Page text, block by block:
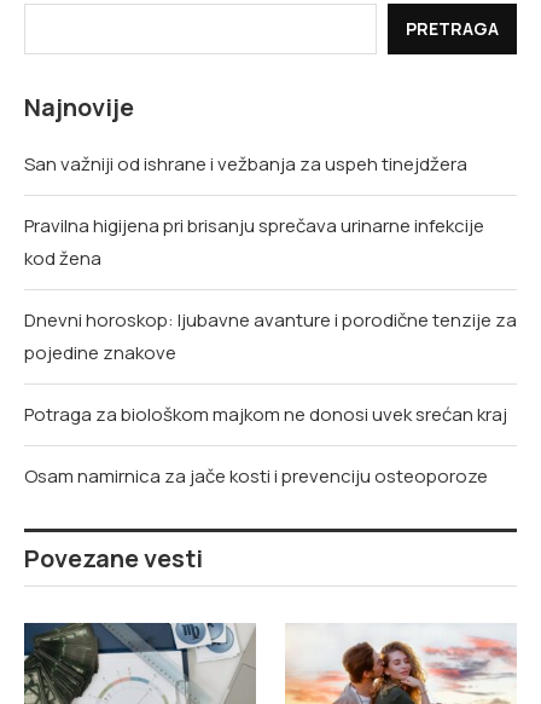
PRETRAGA
Najnovije
San važniji od ishrane i vežbanja za uspeh tinejdžera
Pravilna higijena pri brisanju sprečava urinarne infekcije
kod žena
Dnevni horoskop: ljubavne avanture i porodične tenzije za
pojedine znakove
Potraga za biološkom majkom ne donosi uvek srećan kraj
Osam namirnica za jače kosti i prevenciju osteoporoze
Povezane vesti